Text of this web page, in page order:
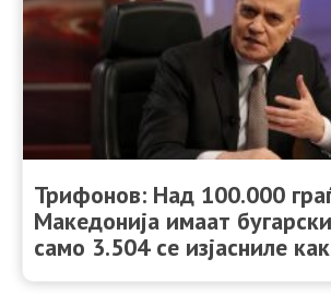
Трифонов: Над 100.000
Македонија имаат
само 3.504 се изјасниле